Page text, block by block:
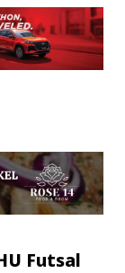
Futsal